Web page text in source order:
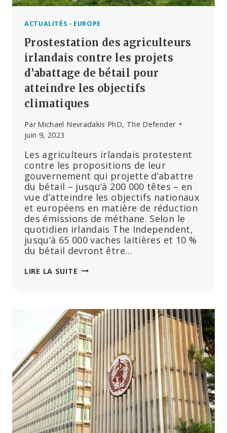
ACTUALITÉS - EUROPE
Prostestation des agriculteurs
irlandais contre les projets
d’abattage de bétail pour
atteindre les objectifs
climatiques
Par Michael Nevradakis PhD, The Defender
juin 9, 2023
Les agriculteurs irlandais protestent
contre les propositions de leur
gouvernement qui projette d’abattre
du bétail – jusqu’à 200 000 têtes – en
vue d’atteindre les objectifs nationaux
et européens en matière de réduction
des émissions de méthane. Selon le
quotidien irlandais The Independent,
jusqu’à 65 000 vaches laitières et 10 %
du bétail devront être…
LIRE LA SUITE PROSTESTATION
CONTRE
LES
PROJETS
D’ABATTAGE
DE
BÉTAIL
POUR
ATTEINDRE
LES
OBJECTIFS
CLIMATIQUES